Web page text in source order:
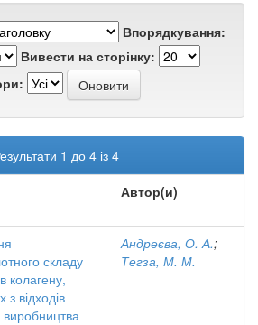
Впорядкування:
Вивести на сторінку:
1 до 4 із 4
Автор(и)
складу
колагену,
відходів
виробництва
Андреєва, О. А.;
Тегза, М. М.